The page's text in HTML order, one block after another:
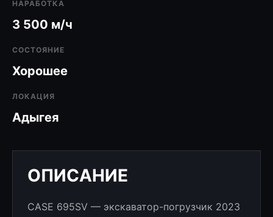
НАРАБОТКА
3 500 м/ч
СОСТОЯНИЕ
Хорошее
ЛОКАЦИЯ
Адыгея
ОПИСАНИЕ
CASE 695SV — экскаватор-погрузчик 2023